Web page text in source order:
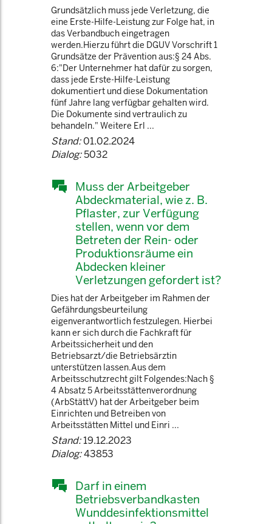
Grundsätzlich muss jede Verletzung, die
eine Erste-Hilfe-Leistung zur Folge hat, in
das Verbandbuch eingetragen
werden.Hierzu führt die DGUV Vorschrift 1
Grundsätze der Prävention aus:§ 24 Abs.
6:"Der Unternehmer hat dafür zu sorgen,
dass jede Erste-Hilfe-Leistung
dokumentiert und diese Dokumentation
fünf Jahre lang verfügbar gehalten wird.
Die Dokumente sind vertraulich zu
behandeln." Weitere Erl ...
Stand:01.02.2024
Dialog:5032
Muss der Arbeitgeber
Abdeckmaterial, wie z. B.
Pflaster, zur Verfügung
stellen, wenn vor dem
Betreten der Rein- oder
Produktionsräume ein
Abdecken kleiner
Verletzungen gefordert ist?
Dies hat der Arbeitgeber im Rahmen der
Gefährdungsbeurteilung
eigenverantwortlich festzulegen. Hierbei
kann er sich durch die Fachkraft für
Arbeitssicherheit und den
Betriebsarzt/die Betriebsärztin
unterstützen lassen.Aus dem
Arbeitsschutzrecht gilt Folgendes:Nach §
4 Absatz 5 Arbeitsstättenverordnung
(ArbStättV) hat der Arbeitgeber beim
Einrichten und Betreiben von
Arbeitsstätten Mittel und Einri ...
Stand:19.12.2023
Dialog:43853
Darf in einem
Betriebsverbandkasten
Wunddesinfektionsmittel